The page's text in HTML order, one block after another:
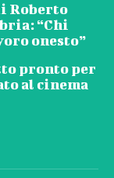
Roberto
“Chi
onesto”
pronto per
al cinema